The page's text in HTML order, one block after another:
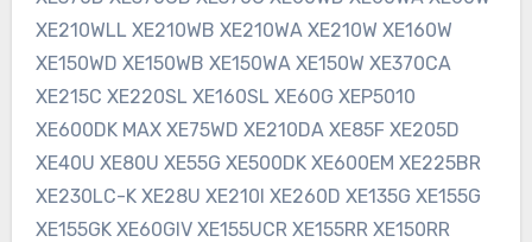
XE210WLL XE210WB XE210WA XE210W XE160W
XE150WD XE150WB XE150WA XE150W XE370CA
XE215C XE220SL XE160SL XE60G XEP5010
XE600DK MAX XE75WD XE210DA XE85F XE205D
XE40U XE80U XE55G XE500DK XE600EM XE225BR
XE230LC-K XE28U XE210I XE260D XE135G XE155G
XE155GK XE60GIV XE155UCR XE155RR XE150RR